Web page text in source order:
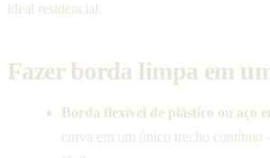
ideal residencial.
Fazer borda limpa em
Borda flexível de plástico ou aço
curva em um único trecho